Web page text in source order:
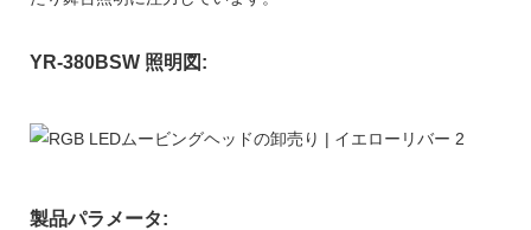
YR-380BSW 照明図:
製品パラメータ: